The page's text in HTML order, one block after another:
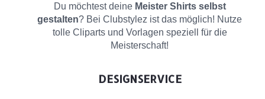
Du möchtest deine Meister Shirts selbst
gestalten? Bei Clubstylez ist das möglich! Nutze
tolle Cliparts und Vorlagen speziell für die
Meisterschaft!
DESIGNSERVICE